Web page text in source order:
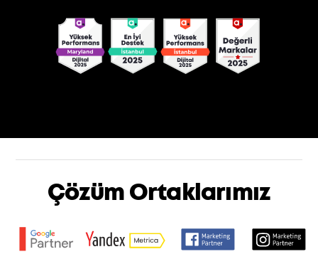
Çözüm Ortaklarımız